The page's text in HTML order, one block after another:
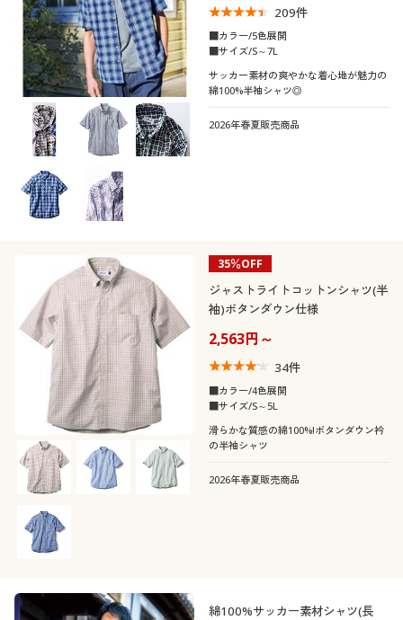
ボーダー
チェック 総柄
ワンポイント 花柄
ボタンダウン クルーネック・丸首
レギュラーカラー ハイネック
スキッパー Ｖネック
袖
半袖 長袖
七分袖 ノースリーブ
素材
コットン・綿100
ナイロン
カシミヤ
機能・特徴
ウォッシャブル(洗
抗菌防臭 ストレッチ
形態安定
シーン
スクール
テイスト
ナチュラル シック
エレガント
レギュラー
年代
10代
30代 40代
50代 60代
シーズン
秋
春
円
閉じる
209件
■カラー/5色展開
■サイズ/S～7L
サッカー素材の爽やかな着心地が魅力の
綿100%半袖シャツ◎
2026年春夏販売商品
35％OFF
ジャストライトコットンシャツ(半
袖)ボタンダウン仕様
2,563円～
34件
■カラー/4色展開
■サイズ/S～5L
滑らかな質感の綿100%!ボタンダウン衿
の半袖シャツ
2026年春夏販売商品
綿100%サッカー素材シャツ(長